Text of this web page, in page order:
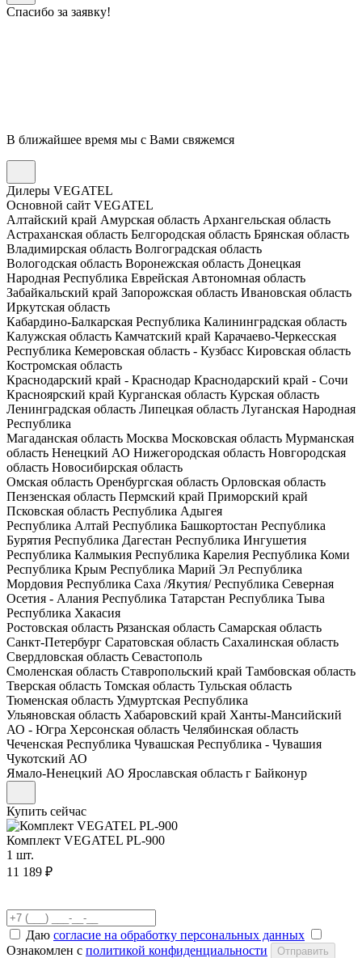
Спасибо за заявку!
В ближайшее время мы с Вами свяжемся
Дилеры VEGATEL
Основной сайт VEGATEL
Алтайский край Амурская область Архангельская область
Астраханская область Белгородская область Брянская область
Владимирская область Волгоградская область
Вологодская область Воронежская область Донецкая
Народная Республика Еврейская Автономная область
Забайкальский край Запорожская область Ивановская область
Иркутская область
Кабардино-Балкарская Республика Калининградская область
Калужская область Камчатский край Карачаево-Черкесская
Республика Кемеровская область - Кузбасс Кировская область
Костромская область
Краснодарский край - Краснодар Краснодарский край - Сочи
Красноярский край Курганская область Курская область
Ленинградская область Липецкая область Луганская Народная
Республика
Магаданская область Москва Московская область Мурманская
область Ненецкий АО Нижегородская область Новгородская
область Новосибирская область
Омская область Оренбургская область Орловская область
Пензенская область Пермский край Приморский край
Псковская область Республика Адыгея
Республика Алтай Республика Башкортостан Республика
Бурятия Республика Дагестан Республика Ингушетия
Республика Калмыкия Республика Карелия Республика Коми
Республика Крым Республика Марий Эл Республика
Мордовия Республика Саха /Якутия/Республика Северная
Осетия - Алания Республика Татарстан Республика Тыва
Республика Хакасия
Ростовская область Рязанская область Самарская область
Санкт-Петербург Саратовская область Сахалинская область
Свердловская область Севастополь
Смоленская область Ставропольский край Тамбовская область
Тверская область Томская область Тульская область
Тюменская область Удмуртская Республика
Ульяновская область Хабаровский край Ханты-Мансийский
АО - Югра Херсонская область Челябинская область
Чеченская Республика Чувашская Республика - Чувашия
Чукотский АО
Ямало-Ненецкий АО Ярославская область г Байконур
Купить сейчас
Комплект VEGATEL PL-900
1 шт.
11 189 ₽
Даю согласие на обработку персональных данных
Ознакомлен с политикой конфиденциальности Отправить